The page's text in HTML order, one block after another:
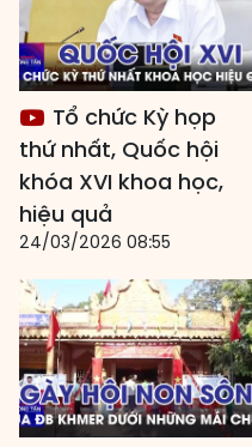
Tổ chức Kỳ họp
thứ nhất, Quốc hội
khóa XVI khoa học,
hiệu quả
24/03/2026 08:55